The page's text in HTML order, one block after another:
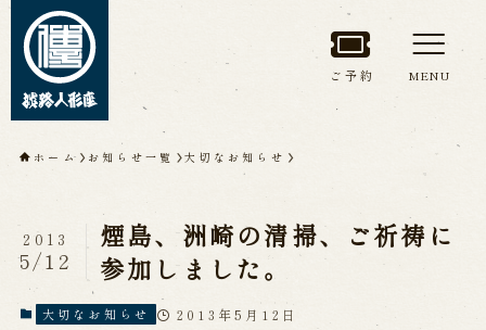
トップページ
淡路人形座について
淡路人形座とは
座員紹介
人間国宝 故鶴澤友路師匠
淡路人形座の成り立ち
淡路人形座で研修した人々
ご予約 MENU
ホーム お知らせ一覧 大切なお知らせ
煙島、洲崎の清掃、ご祈祷に
参加しました。
2013
5/12
大切なお知らせ 2013年5月12日